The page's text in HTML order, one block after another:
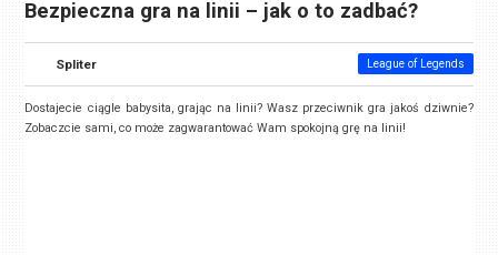
Bezpieczna gra na linii – jak o to zadbać?
Spliter League of Legends
Dostajecie ciągle babysita, grając na linii? Wasz przeciwnik gra jakoś dziwnie?
Zobaczcie sami, co może zagwarantować Wam spokojną grę na linii!